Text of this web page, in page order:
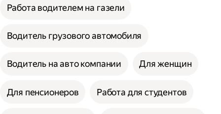
Работа водителем на газели
Водитель грузового автомобиля
Водитель на авто компании Для женщин
Для пенсионеров Работа для студентов